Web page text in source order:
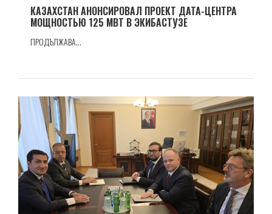
КАЗАХСТАН АНОНСИРОВАЛ ПРОЕКТ ДАТА-ЦЕНТРА
МОЩНОСТЬЮ 125 МВТ В ЭКИБАСТУЗЕ
ПРОДЪЛЖАВА...